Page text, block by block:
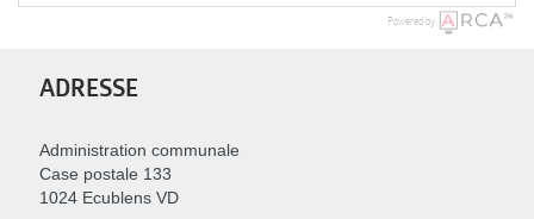
Powered by
ADRESSE
Administration communale
Case postale 133
1024 Ecublens VD